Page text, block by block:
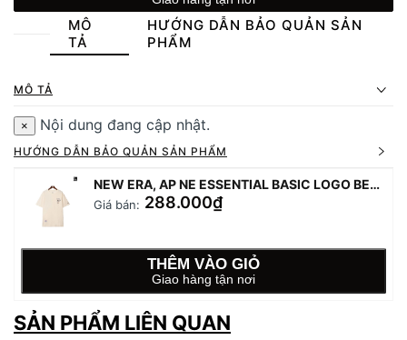
MÔ
TẢ
HƯỚNG DẪN BẢO QUẢN SẢN
PHẨM
MÔ TẢ
× Nội dung đang cập nhật.
HƯỚNG DẪN BẢO QUẢN SẢN PHẨM
NEW ERA, AP NE ESSENTIAL BASIC LOGO BEAR T-SHIRT - CREAM
Giá bán: 288.000₫
THÊM VÀO GIỎ
Giao hàng tận nơi
SẢN PHẨM LIÊN QUAN